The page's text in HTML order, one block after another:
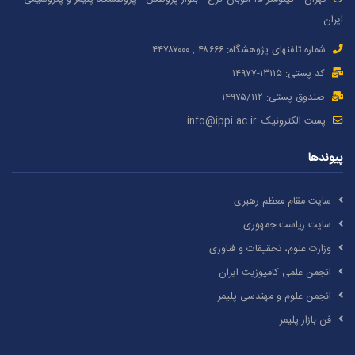
ایران
شماره تلفنهای پژوهشگاه: ۴۸۶۶۶ , ۴۴۷۸۷٠٠٠
کد پستی: ۱٣۱۱۵-۱۴۹۷۷
صندوق پستی: ۱۴۹۷۵/١١۲
پست الکترونیک:info@ippi.ac.ir
پیوندها
سایت مقام معظم رهبری
سایت ریاست جمهوری
وزارت علوم، تحقیقات و فناوری
انجمن علمی کامپوزیت ایران
انجمن علوم و مهندسی پلیمر
فن بازار پلیمر